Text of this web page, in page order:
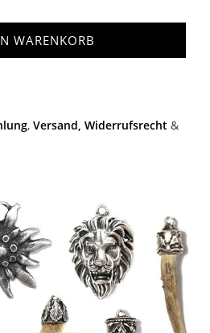
WARENKORB
, Versand, Widerrufsrecht &